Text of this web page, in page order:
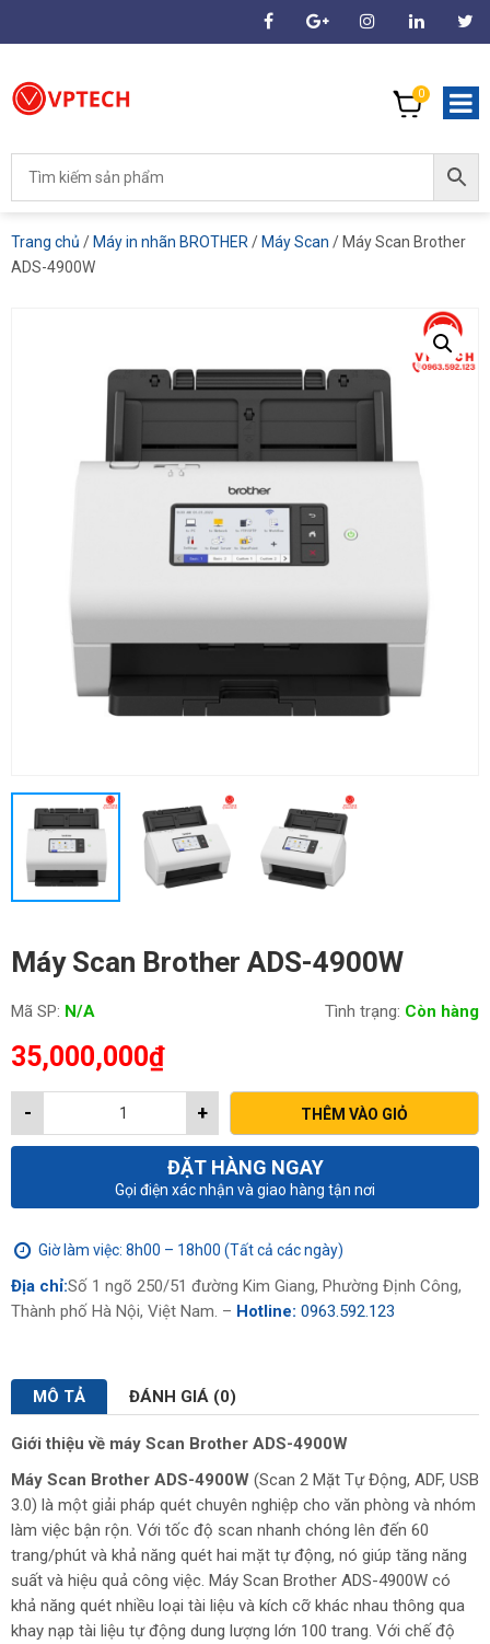
0
Trang chủ / Máy in nhãn BROTHER / Máy Scan / Máy Scan Brother
ADS-4900W
Máy Scan Brother ADS-4900W
Mã SP: N/A Tình trạng: Còn hàng
35,000,000₫
+
- THÊM VÀO GIỎ
ĐẶT HÀNG NGAY
Gọi điện xác nhận và giao hàng tận nơi
Giờ làm việc: 8h00 – 18h00 (Tất cả các ngày)
Địa chỉ:Số 1 ngõ 250/51 đường Kim Giang, Phường Định Công,
Thành phố Hà Nội, Việt Nam. – Hotline: 0963.592.123
MÔ TẢ ĐÁNH GIÁ (0)
Giới thiệu về máy Scan Brother ADS-4900W
Máy Scan Brother ADS-4900W (Scan 2 Mặt Tự Động, ADF, USB
3.0) là một giải pháp quét chuyên nghiệp cho văn phòng và nhóm
làm việc bận rộn. Với tốc độ scan nhanh chóng lên đến 60
trang/phút và khả năng quét hai mặt tự động, nó giúp tăng năng
suất và hiệu quả công việc. Máy Scan Brother ADS-4900W có
khả năng quét nhiều loại tài liệu và kích cỡ khác nhau thông qua
khay nạp tài liệu tự động dung lượng lớn 100 trang. Với chế độ